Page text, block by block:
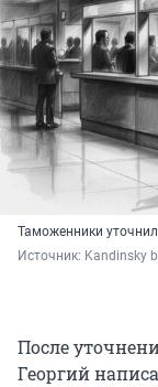
Таможенники
Источник: Kandinsky
После
Георгий